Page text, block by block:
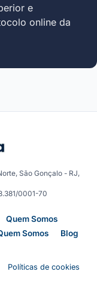
e
online da
São Gonçalo - RJ,
0001-70
Quem Somos
Somos
Blog
Políticas de cookies